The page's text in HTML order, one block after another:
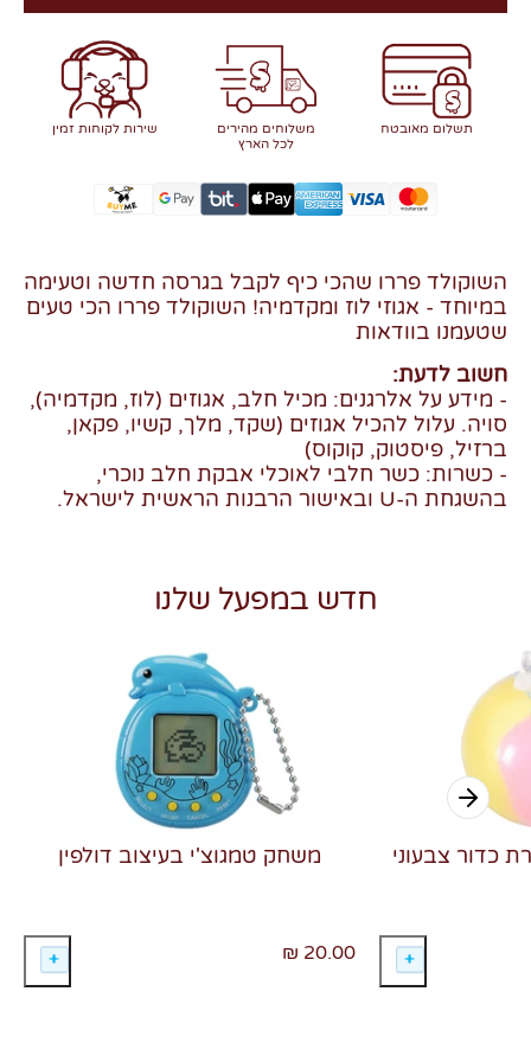
תשלום מאובטח
משלוחים מהירים
לכל הארץ
שירות לקוחות זמין
השוקולד פררו שהכי כיף לקבל בגרסה חדשה וטעימה
במיוחד - אגוזי לוז ומקדמיה! השוקולד פררו הכי טעים
שטעמנו בוודאות
חשוב לדעת:
- מידע על אלרגנים: מכיל חלב, אגוזים (לוז, מקדמיה),
סויה. עלול להכיל אגוזים (שקד, מלך, קשיו, פקאן,
ברזיל, פיסטוק, קוקוס)
- כשרות: כשר חלבי לאוכלי אבקת חלב נוכרי,
בהשגחת ה-U ובאישור הרבנות הראשית לישראל.
חדש במפעל שלנו
משחק טמגוצ'י בעיצוב דולפין
20.00 ₪
כדור צבעוני